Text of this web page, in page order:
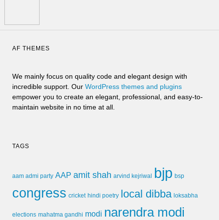
AF THEMES
We mainly focus on quality code and elegant design with
incredible support. Our WordPress themes and plugins
empower you to create an elegant, professional, and easy-to-
maintain website in no time at all.
TAGS
aam admi party AAP amit shah arvind kejriwal bjp bsp
congress cricket hindi poetry local dibba loksabha
elections mahatma gandhi modi narendra modi